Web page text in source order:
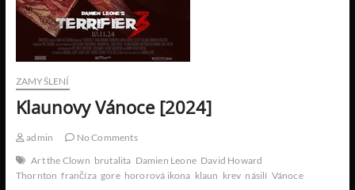
ZAMYŠLENÍ
Klaunovy Vánoce [2024]
admin
No Comments
Art the Clown brutalita Damien Leone David Howard
Thornton frančíza gore hororová ikona klaun krev násilí Vánoce